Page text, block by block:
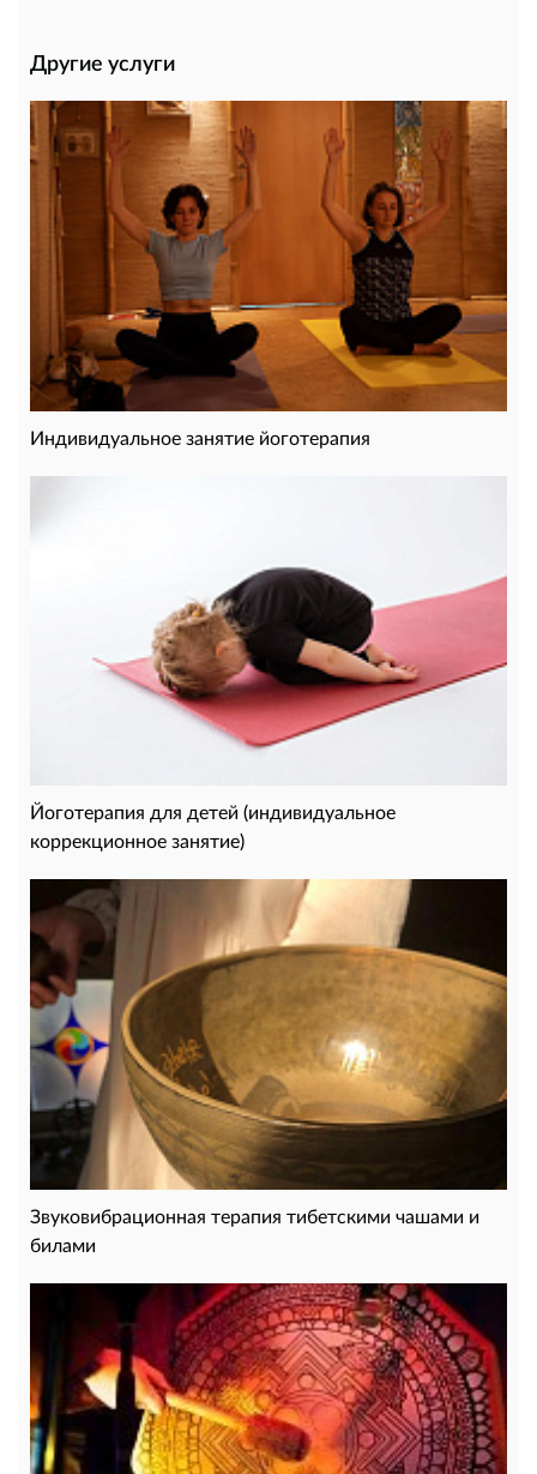
Другие услуги
Индивидуальное занятие йоготерапия
Йоготерапия для детей (индивидуальное
коррекционное занятие)
Звуковибрационная терапия тибетскими чашами и
билами